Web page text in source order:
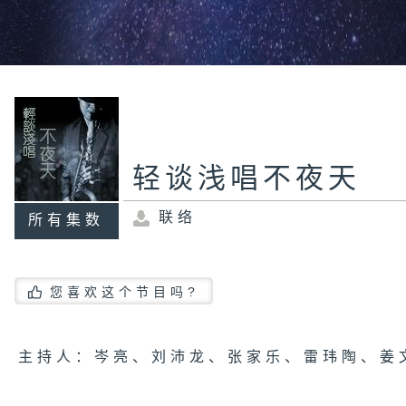
所有集数
轻谈浅唱不夜天
联络
您喜欢这个节目吗?
主持人：岑亮、刘沛龙、张家乐、雷玮陶、姜